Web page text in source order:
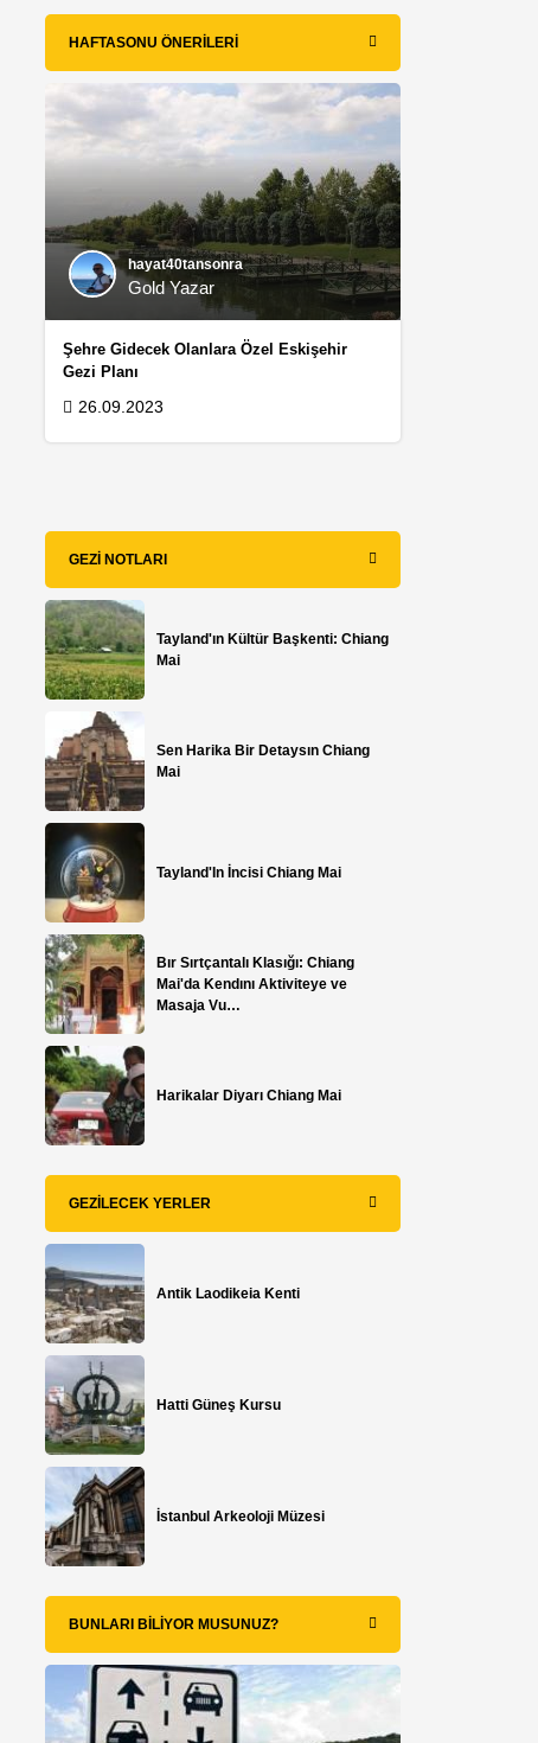
HAFTASONU ÖNERILERI
hayat40tansonra
Gold Yazar
Şehre Gidecek Olanlara Özel Eskişehir
Gezi Planı
26.09.2023
GEZI NOTLARI
Tayland'ın Kültür Başkenti: Chiang
Mai
Sen Harika Bir Detaysın Chiang
Mai
​Tayland'In İncisi Chiang Mai
Bır Sırtçantalı Klasığı: Chiang
Mai'da Kendını Aktiviteye ve
Masaja Vu…
Harikalar Diyarı Chiang Mai
GEZILECEK YERLER
Antik Laodikeia Kenti
Hatti Güneş Kursu
İstanbul Arkeoloji Müzesi
BUNLARI BILIYOR MUSUNUZ?